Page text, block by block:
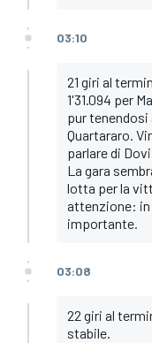
03:10
21 giri al
1'31.094 per
pur tenendosi
Quartararo.
parlare di
La gara
lotta per la
attenzione: in
importante.
03:08
22 giri al
stabile.